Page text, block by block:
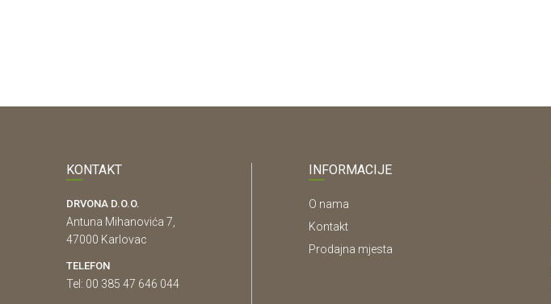
KONTAKT
DRVONA D.O.O.
Antuna Mihanovića 7,
47000 Karlovac
TELEFON
Tel: 00 385 47 646 044
INFORMACIJE
O nama
Kontakt
Prodajna mjesta